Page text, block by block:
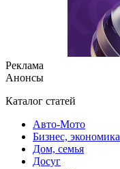
Реклама
Анонсы
Каталог статей
Авто-Мото
Бизнес, экономика
Дом, семья
Досуг